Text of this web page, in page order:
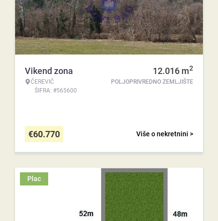
Vikend zona
ČEREVIĆ
ŠIFRA: #565600
12.016 m2
POLJOPRIVREDNO ZEMLJIŠTE
Više o nekretnini >
€60.770
Plac